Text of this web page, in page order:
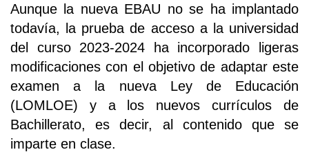
Aunque la nueva EBAU no se ha implantado
todavía, la prueba de acceso a la universidad
del curso 2023-2024 ha incorporado ligeras
modificaciones con el objetivo de adaptar este
examen a la nueva Ley de Educación
(LOMLOE) y a los nuevos currículos de
Bachillerato, es decir, al contenido que se
imparte en clase.